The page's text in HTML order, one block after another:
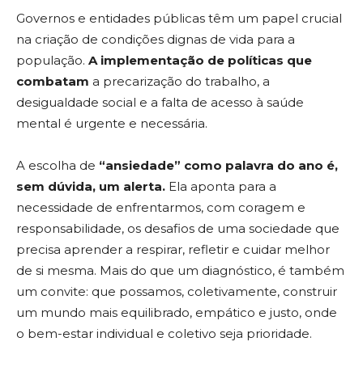
Governos e entidades públicas têm um papel crucial
na criação de condições dignas de vida para a
população. A implementação de políticas que
combatam a precarização do trabalho, a
desigualdade social e a falta de acesso à saúde
mental é urgente e necessária.
A escolha de “ansiedade” como palavra do ano é,
sem dúvida, um alerta. Ela aponta para a
necessidade de enfrentarmos, com coragem e
responsabilidade, os desafios de uma sociedade que
precisa aprender a respirar, refletir e cuidar melhor
de si mesma. Mais do que um diagnóstico, é também
um convite: que possamos, coletivamente, construir
um mundo mais equilibrado, empático e justo, onde
o bem-estar individual e coletivo seja prioridade.